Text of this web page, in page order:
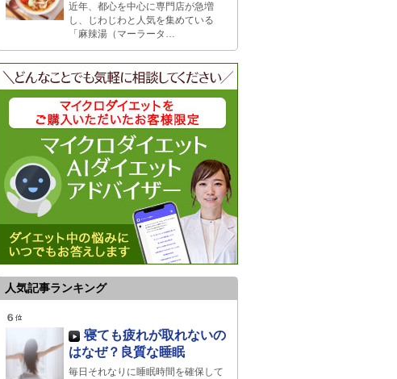
近年、都心を中心に専門店が急増
し、じわじわと人気を集めている
「麻辣湯（マーラータ…
人気記事ランキング
寝ても疲れが取れないの
はなぜ？良質な睡眠
毎日それなりに睡眠時間を確保して